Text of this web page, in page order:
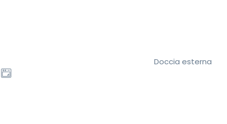
Doccia esterna